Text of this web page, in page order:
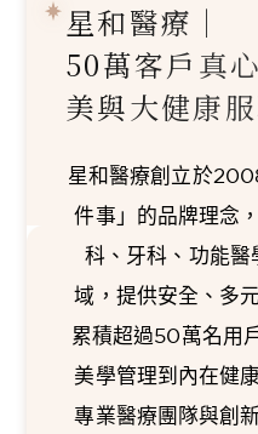
星和醫療｜
50萬客戶真
美與大健康
星和醫療創立於
件事」的品牌理念
科、牙科、功能醫
域，提供安全、多
累積超過50萬名用
美學管理到內在健
專業醫療團隊與創